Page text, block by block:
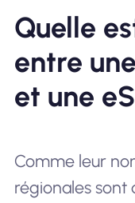
Quelle
entre
et une
Comme leur
régionales sont